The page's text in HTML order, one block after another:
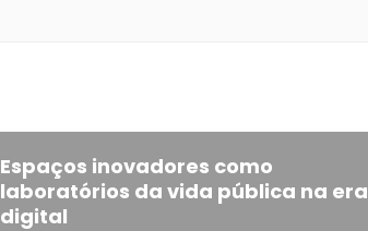
Espaços inovadores como
laboratórios da vida pública na era
digital